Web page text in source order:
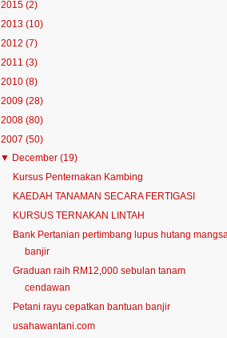
2015 (2)
2013 (10)
2012 (7)
2011 (3)
2010 (8)
2009 (28)
2008 (80)
2007 (50)
▼ December(19)
Kursus Penternakan Kambing
KAEDAH TANAMAN SECARA FERTIGASI
KURSUS TERNAKAN LINTAH
Bank Pertanian pertimbang lupus hutang
banjir
Graduan raih RM12,000 sebulan tanam
cendawan
Petani rayu cepatkan bantuan banjir
usahawantani.com